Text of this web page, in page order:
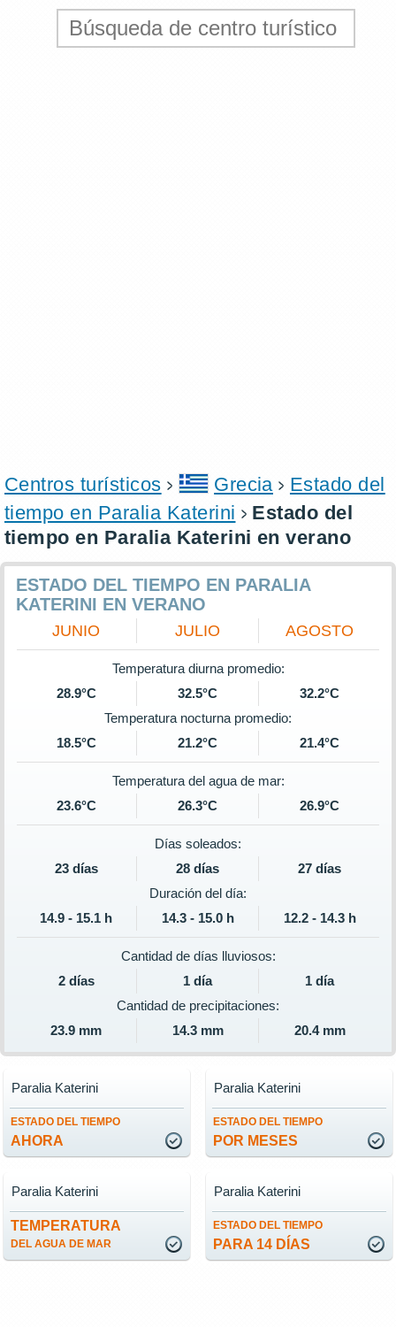
Centros turísticos Grecia
Estado del
tiempo en Paralia Katerini
Estado del
tiempo en Paralia Katerini en verano
ESTADO DEL TIEMPO EN PARALIA
KATERINI EN VERANO
JUNIO JULIO AGOSTO
Temperatura diurna promedio:
28.9°C
32.5°C
32.2°C
Temperatura nocturna promedio:
18.5°C
21.2°C 21.4°C
Temperatura del agua de mar:
23.6°C
26.3°C 26.9°C
Días soleados:
23 días
28 días
27 días
Duración del día:
14.9 - 15.1 h
14.3 - 15.0 h 12.2 - 14.3 h
Cantidad de días lluviosos:
2 días
1 día
1 día
Cantidad de precipitaciones:
23.9 mm
14.3 mm 20.4 mm
ESTADO DEL TIEMPO
AHORA
Paralia Katerini
ESTADO DEL TIEMPO
POR MESES
Paralia Katerini
TEMPERATURA
DEL AGUA DE MAR
Paralia Katerini
ESTADO DEL TIEMPO
PARA 14 DÍAS
Paralia Katerini